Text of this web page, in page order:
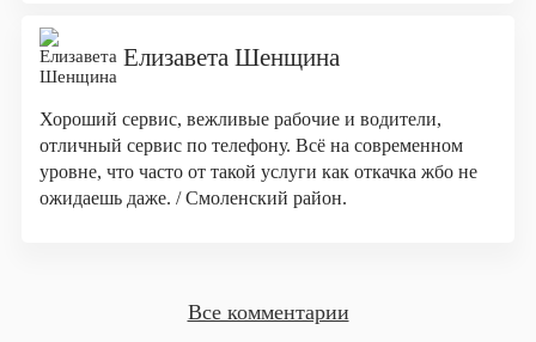
Елизавета Шенщина
Хороший сервис, вежливые рабочие и водители,
отличный сервис по телефону. Всё на современном
уровне, что часто от такой услуги как откачка жбо не
ожидаешь даже. / Смоленский район.
Все комментарии